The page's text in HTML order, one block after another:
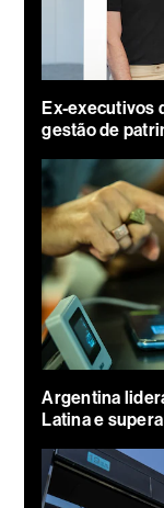
Ex-executivos
gestão de
Argentina
Latina e